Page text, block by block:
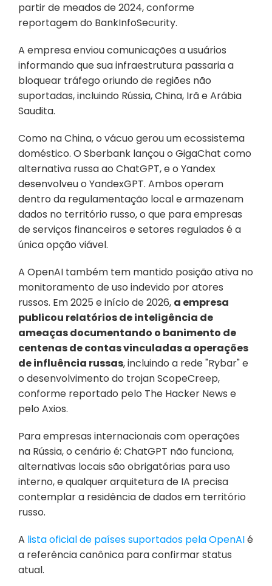
partir de meados de 2024, conforme
reportagem do BankInfoSecurity.
A empresa enviou comunicações a usuários
informando que sua infraestrutura passaria a
bloquear tráfego oriundo de regiões não
suportadas, incluindo Rússia, China, Irã e Arábia
Saudita.
Como na China, o vácuo gerou um ecossistema
doméstico. O Sberbank lançou o GigaChat como
alternativa russa ao ChatGPT, e o Yandex
desenvolveu o YandexGPT. Ambos operam
dentro da regulamentação local e armazenam
dados no território russo, o que para empresas
de serviços financeiros e setores regulados é a
única opção viável.
A OpenAI também tem mantido posição ativa no
monitoramento de uso indevido por atores
russos. Em 2025 e início de 2026, a empresa
publicou relatórios de inteligência de
ameaças documentando o banimento de
centenas de contas vinculadas a operações
de influência russas, incluindo a rede "Rybar" e
o desenvolvimento do trojan ScopeCreep,
conforme reportado pelo The Hacker News e
pelo Axios.
Para empresas internacionais com operações
na Rússia, o cenário é: ChatGPT não funciona,
alternativas locais são obrigatórias para uso
interno, e qualquer arquitetura de IA precisa
contemplar a residência de dados em território
russo.
A lista oficial de países suportados pela OpenAI é
a referência canônica para confirmar status
atual.